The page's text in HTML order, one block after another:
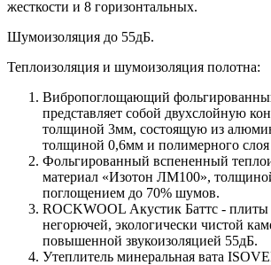
жесткости и 8 горизонтальных.
Шумоизоляция до 55дБ.
Теплоизоляция и шумоизоляция полотна:
Вибропоглощающий
представляет собой двухслойную
толщиной 3мм, состоящую из
толщиной 0,6мм и полимерного слоя
Фольгированный вспененный
материал «Изотон ЛМ100»,
поглощением до 70% шумов.
ROCKWOOL Акустик Баттс -
негорючей, экологически чистой
повышенной звукоизоляцией 55дБ.
Утеплитель минеральная вата